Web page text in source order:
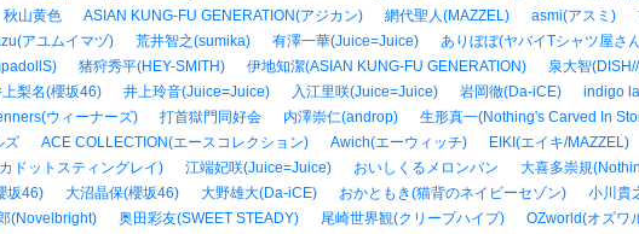
秋山黄色 ASIAN KUNG-FU GENERATION(アジカン) 網代聖人(MAZZEL) asmi(アスミ)
アユムイマヅ) 荒井智之(sumika) 有澤一華(Juice=Juice) ありぼぼ(ヤバイTシャツ屋さ
猪狩秀平(HEY-SMITH) 伊地知潔(ASIAN KUNG-FU GENERATION) 泉大智
梨名(櫻坂46) 井上玲音(Juice=Juice) 入江里咲(Juice=Juice) 岩岡徹(Da-iCE)
indigo
ウィーナーズ) 打首獄門同好会 内澤崇仁(androp)
生形真一(Nothing's Carved In
ズ ACE COLLECTION(エースコレクション) Awich(エーウィッチ) EIKI(エイキ/MAZZEL)
ドットスティングレイ) 江端妃咲(Juice=Juice) おいしくるメロンパン
大喜多崇規
坂46) 大沼晶保(櫻坂46) 大野雄大(Da-iCE) おかともき(猫背のネイビーセゾン)
小川貴
(Novelbright) 奥田彩友(SWEET STEADY) 尾崎世界観(クリープハイプ) OZworld(オズワ